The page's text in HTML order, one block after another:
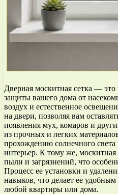
Дверная москитная сетка —
защиты вашего дома от
воздух и естественное
на двери, позволяя вам
появления мух, комаров и
из прочных и легких
прохождению солнечного
интерьер. К тому же, москитная
пыли и загрязнений, что
Процесс ее установки и
навыков, что делает ее
любой квартиры или дома.